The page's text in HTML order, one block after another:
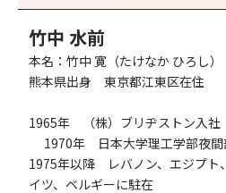
竹中 水前
本名：竹中 寛（たけなか ひろし）
熊本県出身 東京都江東区在住
1965年 （株）ブリヂストン入社
1970年 日本大学理工学部夜間
1975年以降 レバノン、エジプト
イツ、ベルギーに駐在